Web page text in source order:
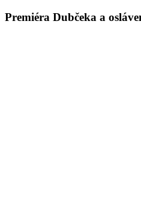
Premiéra Dubčeka a